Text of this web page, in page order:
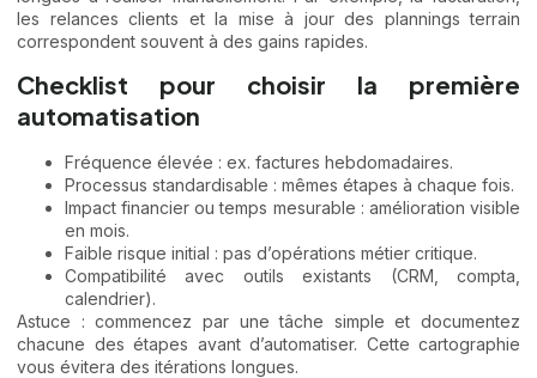
les relances clients et la mise à jour des plannings terrain
correspondent souvent à des gains rapides.
Checklist pour choisir la première
automatisation
Fréquence élevée : ex. factures hebdomadaires.
Processus standardisable : mêmes étapes à chaque fois.
Impact financier ou temps mesurable : amélioration visible
en mois.
Faible risque initial : pas d’opérations métier critique.
Compatibilité avec outils existants (CRM, compta,
calendrier).
Astuce : commencez par une tâche simple et documentez
chacune des étapes avant d’automatiser. Cette cartographie
vous évitera des itérations longues.